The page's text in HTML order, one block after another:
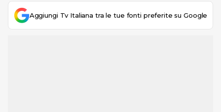
Aggiungi Tv Italiana tra le tue fonti preferite su Google